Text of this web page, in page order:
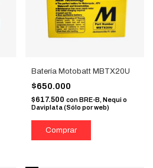
Batería Motobatt MBTX20U
$650.000
$617.500 con BRE-B, Nequi o
Daviplata (Sólo por web)